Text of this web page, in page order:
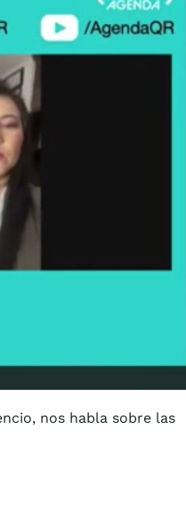
nos habla sobre las